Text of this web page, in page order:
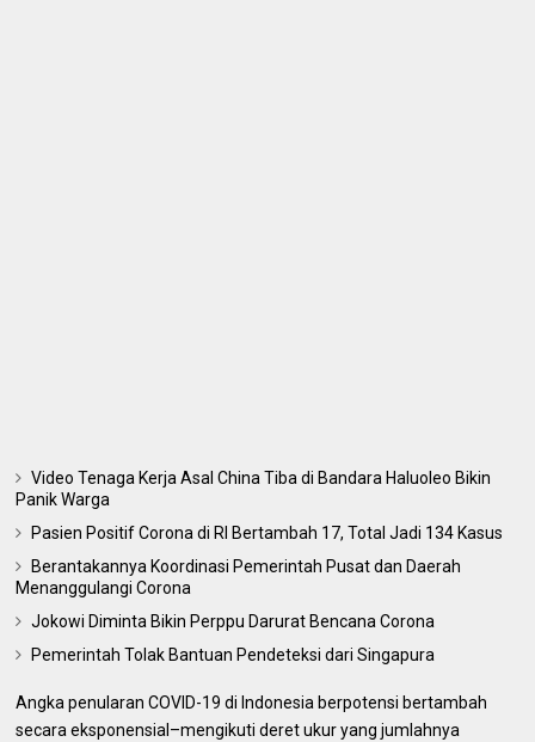
Video Tenaga Kerja Asal China Tiba di Bandara Haluoleo Bikin
Panik Warga
Pasien Positif Corona di RI Bertambah 17, Total Jadi 134 Kasus
Berantakannya Koordinasi Pemerintah Pusat dan Daerah
Menanggulangi Corona
Jokowi Diminta Bikin Perppu Darurat Bencana Corona
Pemerintah Tolak Bantuan Pendeteksi dari Singapura
Angka penularan COVID-19 di Indonesia berpotensi bertambah
secara eksponensial–mengikuti deret ukur yang jumlahnya